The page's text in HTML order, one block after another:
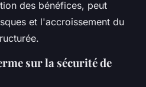
des bénéfices, peut
et l'accroissement du
sur la sécurité de